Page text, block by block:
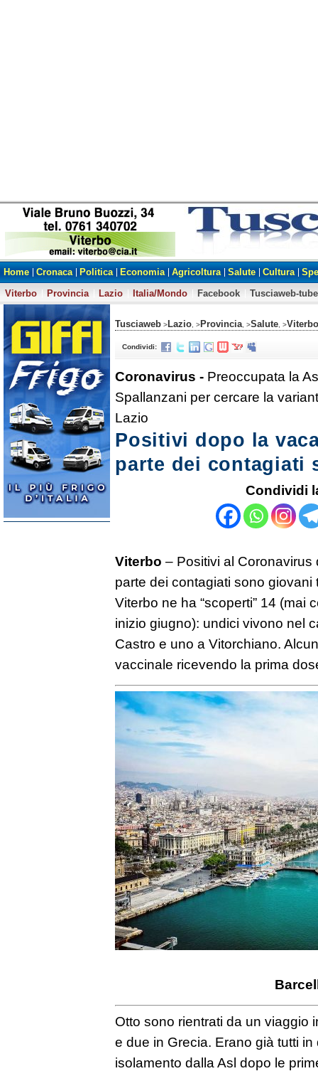
Home Cronaca Politica Economia Agricoltura Salute Cultura
Viterbo
Provincia Lazio Italia/Mondo Facebook Tusciaweb-tube
Tusciaweb >Lazio , >Provincia , >Salute , >Viterbo
Condividi:
Coronavirus - Preoccupata la
Spallanzani per cercare la
Lazio
Positivi dopo la
parte dei contagiati
Condividi
Viterbo – Positivi al
parte dei contagiati sono giovani
Viterbo ne ha “scoperti” 14 (mai
inizio giugno): undici vivono nel
Castro e uno a Vitorchiano.
vaccinale ricevendo la prima
Otto sono rientrati da un viaggio
e due in Grecia. Erano già tutti
isolamento dalla Asl dopo le